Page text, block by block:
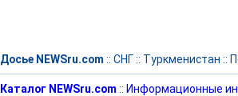
Досье NEWSru.com :: СНГ:: Туркменистан ::
Каталог NEWSru.com :: Информационные